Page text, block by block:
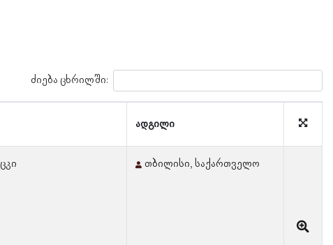
ძიება ცხრილში:
ადგილი
თბილისი, საქართველო